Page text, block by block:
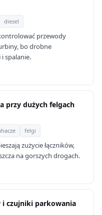
diesel
przewody
bo drobne
i spalanie.
przy dużych felgach
felgi
zużycie łączników,
na gorszych drogach.
czujniki parkowania